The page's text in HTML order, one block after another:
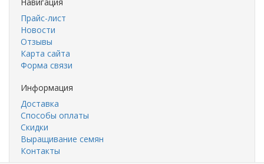
Прайс-лист
Новости
Отзывы
Карта сайта
Форма связи
Информация
Доставка
Способы оплаты
Скидки
Выращивание семян
Контакты